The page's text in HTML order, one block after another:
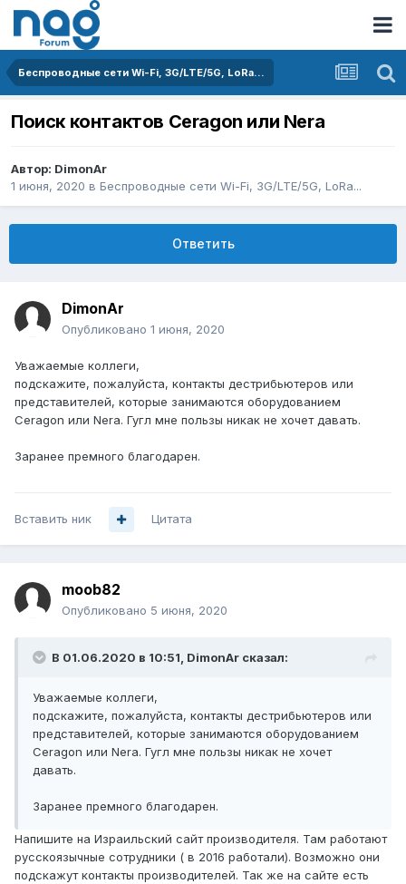
Беспроводные сети Wi-Fi, 3G/LTE/5G, LoRa...
Поиск контактов Ceragon или Nera
Автор: DimonAr
1 июня, 2020 в Беспроводные сети Wi-Fi, 3G/LTE/5G, LoRa...
Ответить
DimonAr
Опубликовано 1 июня, 2020
Уважаемые коллеги,
подскажите, пожалуйста, контакты дестрибьютеров или
представителей, которые занимаются оборудованием
Ceragon или Nera. Гугл мне пользы никак не хочет давать.
Заранее премного благодарен.
Вставить ник Цитата
moob82
Опубликовано 5 июня, 2020
В 01.06.2020 в 10:51, DimonAr сказал:
Уважаемые коллеги,
подскажите, пожалуйста, контакты дестрибьютеров или
представителей, которые занимаются оборудованием
Ceragon или Nera. Гугл мне пользы никак не хочет
давать.
Заранее премного благодарен.
Напишите на Израильский сайт производителя. Там работают
русскоязычные сотрудники ( в 2016 работали). Возможно они
подскажут контакты производителей. Так же на сайте есть